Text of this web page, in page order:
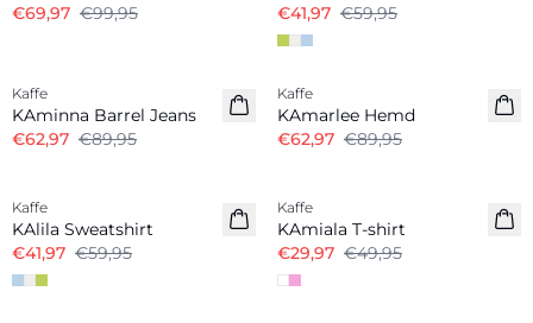
€69,97 €99,95 €41,97 €59,95
Kaffe
KAminna Barrel Jeans
€62,97 €89,95
-30%
Kaffe
KAmarlee Hemd
€62,97 €89,95
Kaffe
KAlila Sweatshirt
€41,97 €59,95
Kaffe
KAmiala T-shirt
€29,97 €49,95
-40% -30%